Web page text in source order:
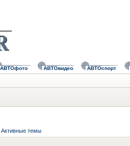
АВТОфото АВТОвидео АВТОспорт
Активные темы